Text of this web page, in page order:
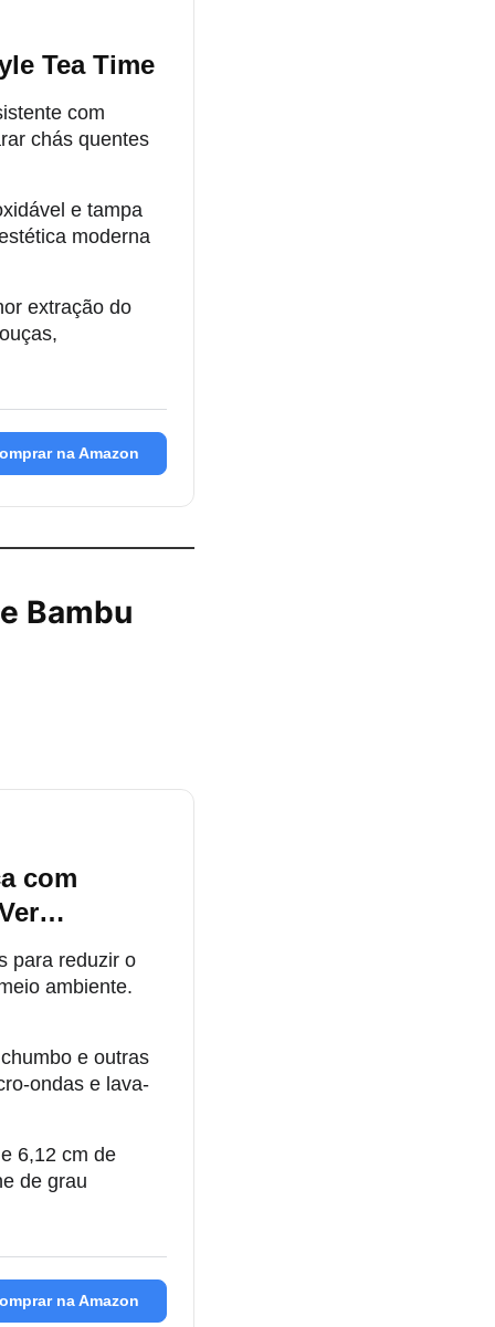
Tea Time
com
chás quentes
e tampa
moderna
extração do
na Amazon
Bambu
com
para reduzir o
ambiente.
e outras
ondas e lava-
6,12 cm de
de grau
na Amazon